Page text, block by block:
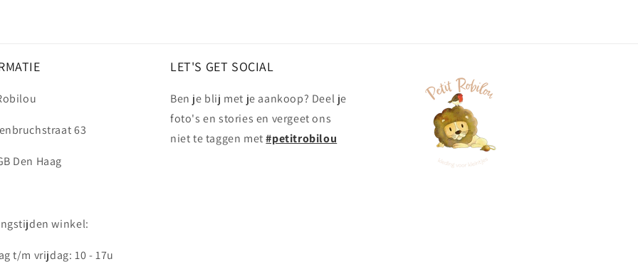
63
Den Haag
winkel:
t/m vrijdag: 10 - 17u
LET'S GET SOCIAL
Ben je blij met je aankoop? Deel je
foto's en stories en vergeet ons
niet te taggen met#petitrobilou